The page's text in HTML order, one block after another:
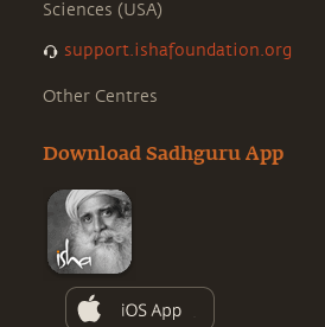
Sciences (USA)
support.ishafoundation.org
Other Centres
Download Sadhguru App